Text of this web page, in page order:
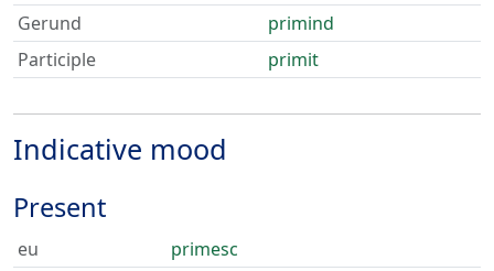
Gerund
primind
Participle
primit
Indicative mood
Present
eu
primesc